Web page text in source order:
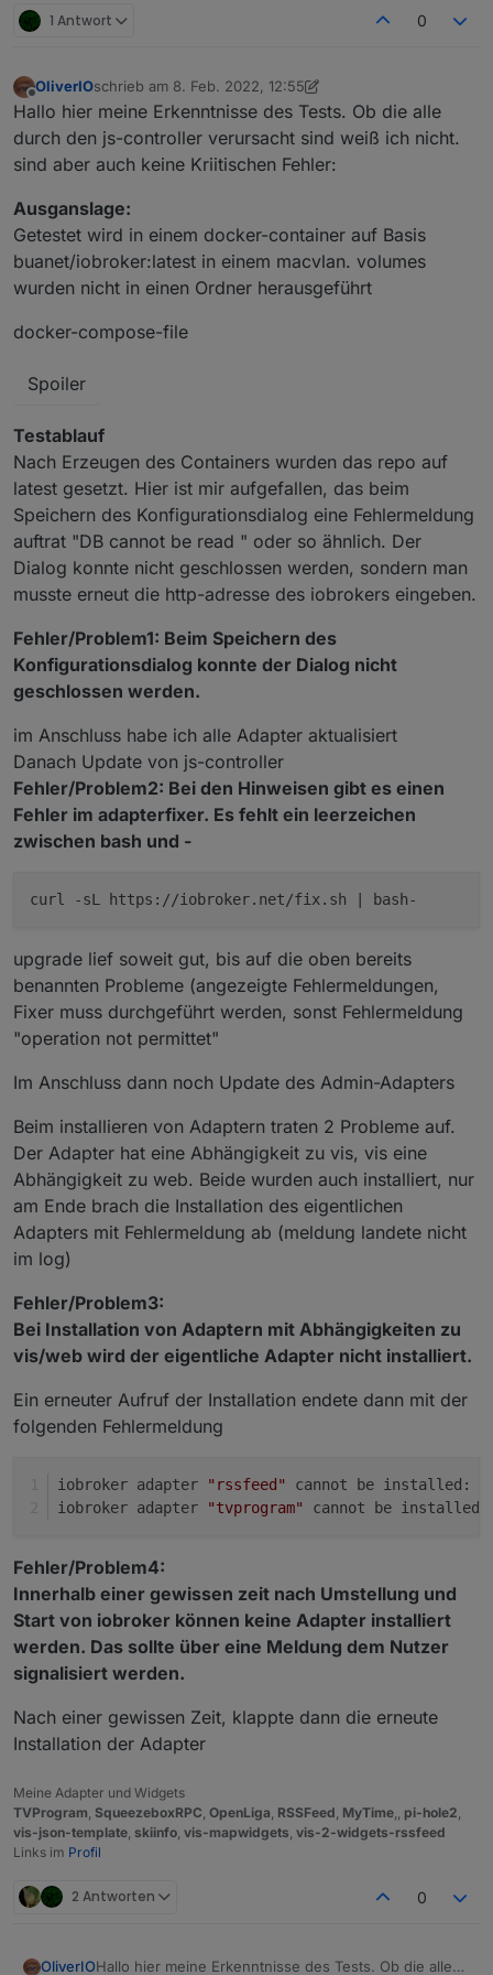
1 Antwort 0
Offline
OliverIOschrieb am 8. Feb. 2022, 12:55
zuletzt editiert von OliverIO2. Aug. 2022, 13:57
Hallo hier meine Erkenntnisse des Tests. Ob die alle
durch den js-controller verursacht sind weiß ich nicht.
sind aber auch keine Kriitischen Fehler:
Ausganslage:
Getestet wird in einem docker-container auf Basis
buanet/iobroker:latest in einem macvlan. volumes
wurden nicht in einen Ordner herausgeführt
docker-compose-file
Spoiler
Testablauf
Nach Erzeugen des Containers wurden das repo auf
latest gesetzt. Hier ist mir aufgefallen, das beim
Speichern des Konfigurationsdialog eine Fehlermeldung
auftrat "DB cannot be read " oder so ähnlich. Der
Dialog konnte nicht geschlossen werden, sondern man
musste erneut die http-adresse des iobrokers eingeben.
Fehler/Problem1: Beim Speichern des
Konfigurationsdialog konnte der Dialog nicht
geschlossen werden.
im Anschluss habe ich alle Adapter aktualisiert
Danach Update von js-controller
Fehler/Problem2: Bei den Hinweisen gibt es einen
Fehler im adapterfixer. Es fehlt ein leerzeichen
zwischen bash und -
curl -sL https://iobroker.net/fix.sh | bash-
upgrade lief soweit gut, bis auf die oben bereits
benannten Probleme (angezeigte Fehlermeldungen,
Fixer muss durchgeführt werden, sonst Fehlermeldung
"operation not permittet"
Im Anschluss dann noch Update des Admin-Adapters
Beim installieren von Adaptern traten 2 Probleme auf.
Der Adapter hat eine Abhängigkeit zu vis, vis eine
Abhängigkeit zu web. Beide wurden auch installiert, nur
am Ende brach die Installation des eigentlichen
Adapters mit Fehlermeldung ab (meldung landete nicht
im log)
Fehler/Problem3:
Bei Installation von Adaptern mit Abhängigkeiten zu
vis/web wird der eigentliche Adapter nicht installiert.
Ein erneuter Aufruf der Installation endete dann mit der
folgenden Fehlermeldung
iobroker adapter "rssfeed"
cannot be installed:
iobroker adapter
"tvprogram" cannot be installed:
Fehler/Problem4:
Innerhalb einer gewissen zeit nach Umstellung und
Start von iobroker können keine Adapter installiert
werden. Das sollte über eine Meldung dem Nutzer
signalisiert werden.
Nach einer gewissen Zeit, klappte dann die erneute
Installation der Adapter
Meine Adapter und Widgets
TVProgram SqueezeboxRPC OpenLiga RSSFeed MyTime pi-hole2
vis-json-template skiinfo vis-mapwidgets vis-2-widgets-rssfeed
Links im Profil
2 Antworten 0
OliverIOHallo hier meine Erkenntnisse des Tests. Ob die alle